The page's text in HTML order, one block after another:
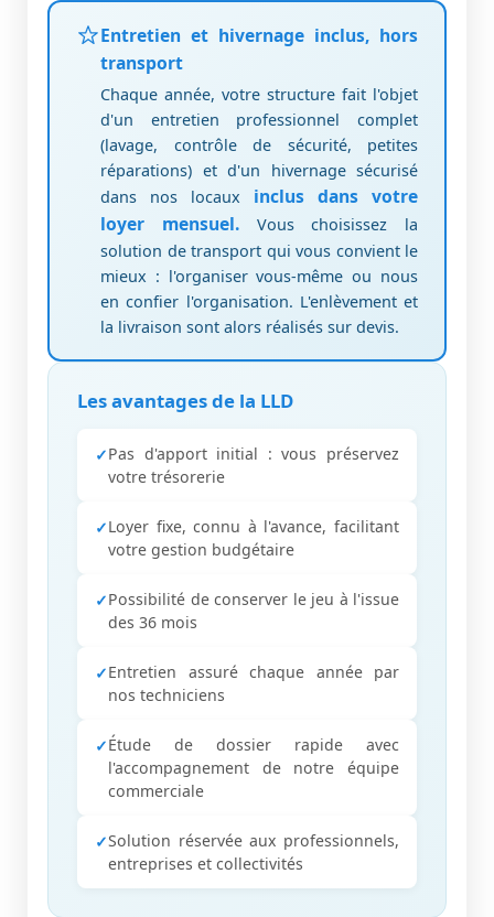
Entretien et hivernage inclus, hors
transport
Chaque année, votre structure fait l'objet
d'un entretien professionnel complet
(lavage, contrôle de sécurité, petites
réparations) et d'un hivernage sécurisé
dans nos locaux inclus dans votre
loyer mensuel.
Vous choisissez la
solution de transport qui vous convient le
mieux : l'organiser vous-même ou nous
en confier l'organisation. L'enlèvement et
la livraison sont alors réalisés sur devis.
Les avantages de la LLD
Pas d'apport initial : vous préservez
votre trésorerie
Loyer fixe, connu à l'avance, facilitant
votre gestion budgétaire
Possibilité de conserver le jeu à l'issue
des 36 mois
Entretien assuré chaque année par
nos techniciens
Étude de dossier rapide avec
l'accompagnement de notre équipe
commerciale
Solution réservée aux professionnels,
entreprises et collectivités